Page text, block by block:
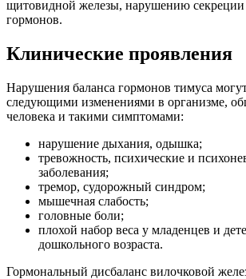
щитовидной железы, нарушению
гормонов.
Клинические проявления
Нарушения баланса гормонов тимуса
следующими изменениями в организме,
человека и такими симптомами:
нарушение дыхания, одышка;
тревожность, психические и
заболевания;
тремор, судорожный синдром;
мышечная слабость;
головные боли;
плохой набор веса у младенцев и
дошкольного возраста.
Гормональный дисбаланс вилочковой